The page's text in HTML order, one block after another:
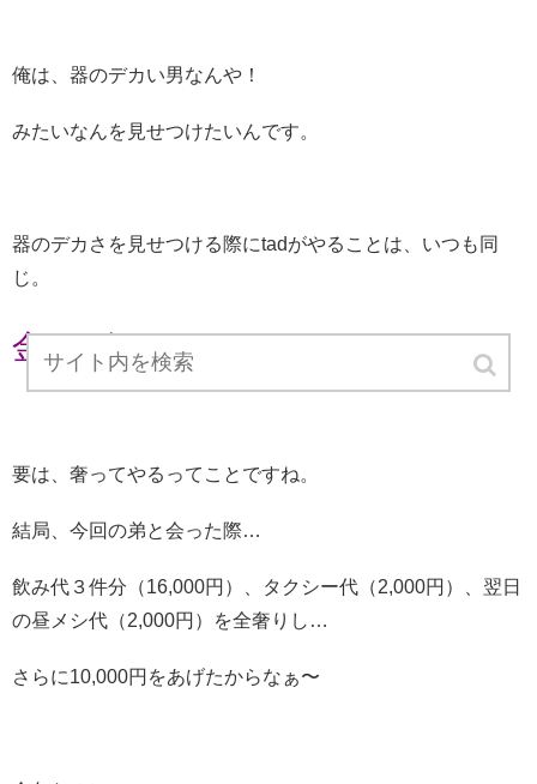
俺は、器のデカい男なんや！
みたいなんを見せつけたいんです。
器のデカさを見せつける際にtadがやることは、いつも同
じ。
金をばらまくことです。
要は、奢ってやるってことですね。
結局、今回の弟と会った際…
飲み代３件分（16,000円）、タクシー代（2,000円）、翌日
の昼メシ代（2,000円）を全奢りし…
さらに10,000円をあげたからなぁ〜